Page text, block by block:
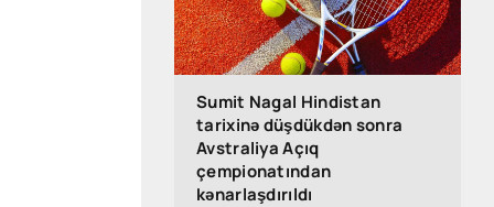
Sumit Nagal Hindistan
tarixinə düşdükdən sonra
Avstraliya Açıq
çempionatından
kənarlaşdırıldı